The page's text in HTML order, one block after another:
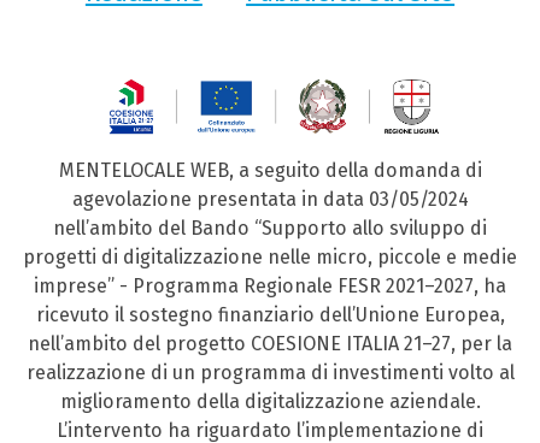
MENTELOCALE WEB, a seguito della domanda di
agevolazione presentata in data 03/05/2024
nell’ambito del Bando “Supporto allo sviluppo di
progetti di digitalizzazione nelle micro, piccole e medie
imprese” - Programma Regionale FESR 2021–2027, ha
ricevuto il sostegno finanziario dell’Unione Europea,
nell’ambito del progetto COESIONE ITALIA 21–27, per la
realizzazione di un programma di investimenti volto al
miglioramento della digitalizzazione aziendale.
L’intervento ha riguardato l’implementazione di